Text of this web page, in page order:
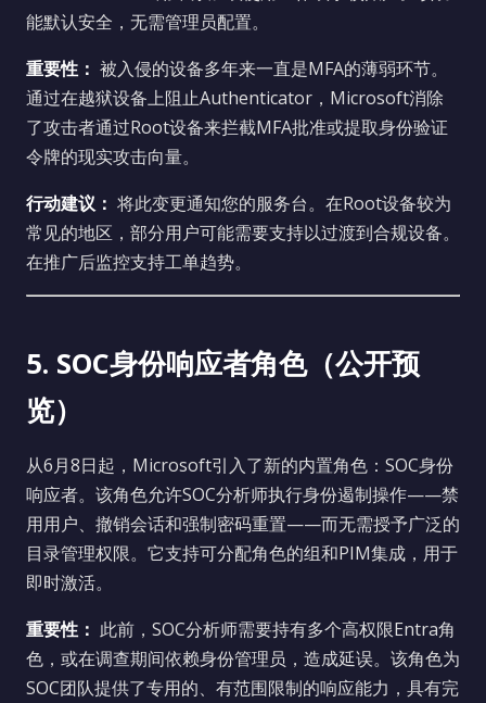
能默认安全，无需管理员配置。
重要性： 被入侵的设备多年来一直是MFA的薄弱环节。
通过在越狱设备上阻止Authenticator，Microsoft消除
了攻击者通过Root设备来拦截MFA批准或提取身份验证
令牌的现实攻击向量。
行动建议： 将此变更通知您的服务台。在Root设备较为
常见的地区，部分用户可能需要支持以过渡到合规设备。
在推广后监控支持工单趋势。
5. SOC身份响应者角色（公开预
览）
从6月8日起，Microsoft引入了新的内置角色：SOC身份
响应者。该角色允许SOC分析师执行身份遏制操作——禁
用用户、撤销会话和强制密码重置——而无需授予广泛的
目录管理权限。它支持可分配角色的组和PIM集成，用于
即时激活。
重要性： 此前，SOC分析师需要持有多个高权限Entra角
色，或在调查期间依赖身份管理员，造成延误。该角色为
SOC团队提供了专用的、有范围限制的响应能力，具有完